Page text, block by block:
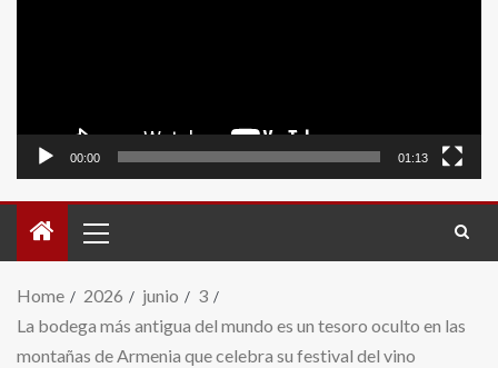
00:00 01:13
Home 2026 junio
3
La bodega más antigua del mundo es un tesoro oculto en las
montañas de Armenia que celebra su festival del vino